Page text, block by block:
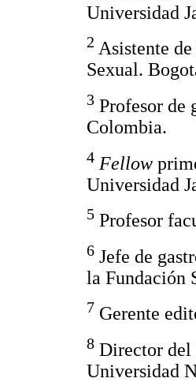
Universidad
2 Asistente
Sexual.
3 Profesor de
Colombia.
4 Fellow
Universidad
5 Profesor
6 Jefe de
la Fundación
7 Gerente
8 Director del
Universidad